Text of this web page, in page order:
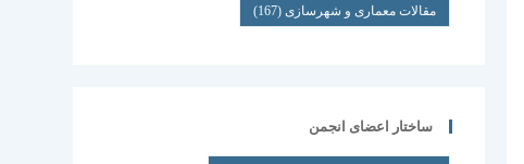
مقالات معماری و شهرسازی(167)
ساختار اعضای انجمن